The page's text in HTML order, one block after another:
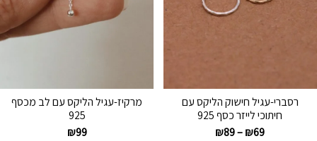
רסברי-עגיל חישוק הליקס עם
חיתוכי לייזר כסף 925
₪69
–
₪89
מרקיז-עגיל הליקס עם לב מכסף
925
₪99